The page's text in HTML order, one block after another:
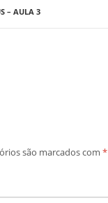
– AULA 3
são marcados com *